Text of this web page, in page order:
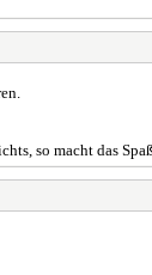
so macht das Spaß.